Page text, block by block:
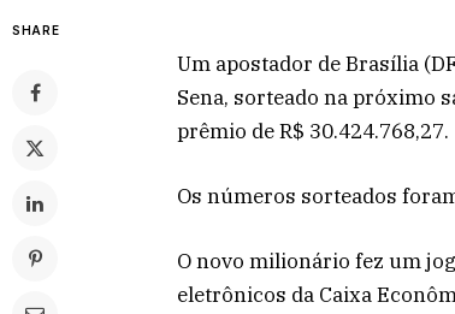
SHARE
Um apostador de Brasília
Sena, sorteado na próximo
prêmio de R$ 30.424.768,27.
Os números sorteados
O novo milionário fez um
eletrônicos da Caixa